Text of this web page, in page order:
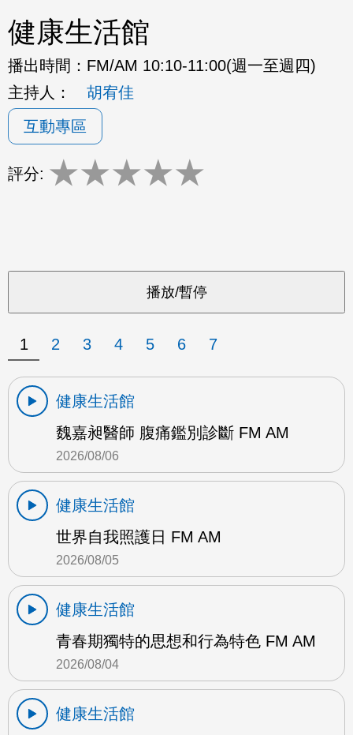
健康生活館
播出時間： FM/AM 10:10-11:00(週一至週四)
主持人：
胡宥佳
互動專區
評分: ★★★★★
1 2 3 4 5 6 7
健康生活館
魏嘉昶醫師 腹痛鑑別診斷 FM AM
2026/08/06
健康生活館
世界自我照護日 FM AM
2026/08/05
健康生活館
青春期獨特的思想和行為特色 FM AM
2026/08/04
健康生活館